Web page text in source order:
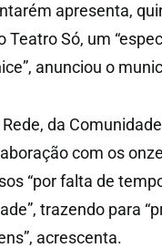
apresenta,
Teatro Só, um
anunciou o
da
com os
“por falta de
trazendo para
acrescenta.